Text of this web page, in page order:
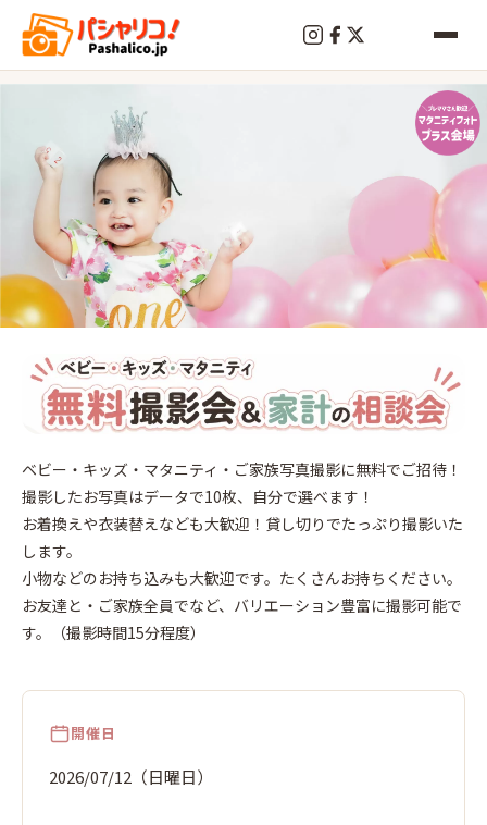
終
了
レイ
クタ
ウン
2026年7
日
ベビー・キッズ・マタニティ・ご家族写真撮影に無料でご招待！
撮影したお写真はデータで10枚、自分で選べます！
お着換えや衣装替えなども大歓迎！貸し切りでたっぷり撮影いた
します。
小物などのお持ち込みも大歓迎です。たくさんお持ちください。
お友達と・ご家族全員でなど、バリエーション豊富に撮影可能で
す。（撮影時間15分程度）
開催日
2026/07/12（日曜日）